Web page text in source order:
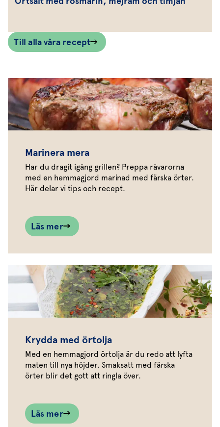
Till alla våra recept
Marinera mera
Har du dragit igång grillen? Preppa råvarorna
med en hemmagjord marinad med färska örter.
Här delar vi tips och recept.
Läs mer
Krydda med örtolja
Med en hemmagjord örtolja är du redo att lyfta
maten till nya höjder. Smaksatt med färska
örter blir det gott att ringla över.
Läs mer